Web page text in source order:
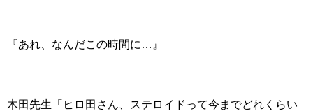
『あれ、なんだこの時間に…』
木田先生「ヒロ田さん、ステロイドって今までどれくらい